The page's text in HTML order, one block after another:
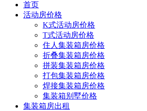
首页
活动房价格
K式活动房价格
T式活动房价格
住人集装箱房价格
折叠集装箱房价格
拼装集装箱房价格
打包集装箱房价格
焊接集装箱房价格
集装箱别墅价格
集装箱房出租